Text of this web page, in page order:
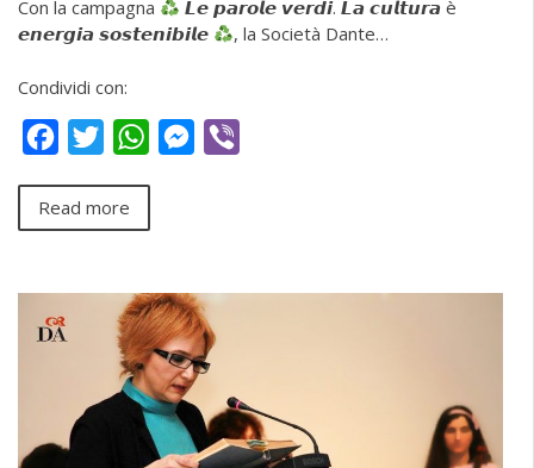
Con la campagna
𝙇𝙚 𝙥𝙖𝙧𝙤𝙡𝙚 𝙫𝙚𝙧𝙙𝙞. 𝙇𝙖 𝙘𝙪𝙡𝙩𝙪𝙧𝙖 è
𝙚𝙣𝙚𝙧𝙜𝙞𝙖 𝙨𝙤𝙨𝙩𝙚𝙣𝙞𝙗𝙞𝙡𝙚
, la Società Dante…
Condividi con:
FacebookTwitterWhatsAppMessenger
Read more